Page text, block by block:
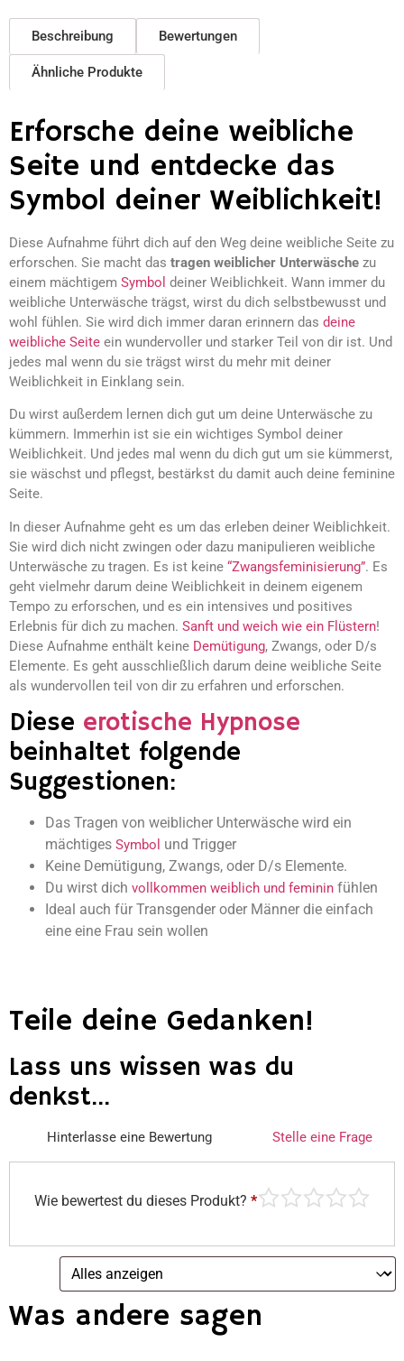
Beschreibung Bewertungen
Ähnliche Produkte
Erforsche deine weibliche
Seite und entdecke das
Symbol deiner Weiblichkeit!
Diese Aufnahme führt dich auf den Weg deine weibliche Seite zu
erforschen. Sie macht das tragen weiblicher Unterwäsche zu
einem mächtigem Symbol deiner Weiblichkeit. Wann immer du
weibliche Unterwäsche trägst, wirst du dich selbstbewusst und
wohl fühlen. Sie wird dich immer daran erinnern das deine
weibliche Seite ein wundervoller und starker Teil von dir ist. Und
jedes mal wenn du sie trägst wirst du mehr mit deiner
Weiblichkeit in Einklang sein.
Du wirst außerdem lernen dich gut um deine Unterwäsche zu
kümmern. Immerhin ist sie ein wichtiges Symbol deiner
Weiblichkeit. Und jedes mal wenn du dich gut um sie kümmerst,
sie wäschst und pflegst, bestärkst du damit auch deine feminine
Seite.
In dieser Aufnahme geht es um das erleben deiner Weiblichkeit.
Sie wird dich nicht zwingen oder dazu manipulieren weibliche
Unterwäsche zu tragen. Es ist keine “Zwangsfeminisierung”. Es
geht vielmehr darum deine Weiblichkeit in deinem eigenem
Tempo zu erforschen, und es ein intensives und positives
Erlebnis für dich zu machen. Sanft und weich wie ein Flüstern!
Diese Aufnahme enthält keine Demütigung, Zwangs, oder D/s
Elemente. Es geht ausschließlich darum deine weibliche Seite
als wundervollen teil von dir zu erfahren und erforschen.
Diese erotische Hypnose
beinhaltet folgende
Suggestionen:
Das Tragen von weiblicher Unterwäsche wird ein
mächtiges Symbol und Trigger
Keine Demütigung, Zwangs, oder D/s Elemente.
Du wirst dich vollkommen weiblich und feminin fühlen
Ideal auch für Transgender oder Männer die einfach
eine eine Frau sein wollen
Teile deine Gedanken!
Lass uns wissen was du
denkst...
Hinterlasse eine Bewertung Stelle eine Frage
Wie bewertest du dieses Produkt? *
Was andere sagen